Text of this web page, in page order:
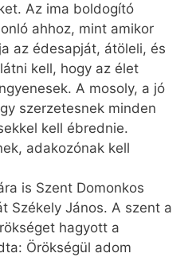
Az ima boldogító
ahhoz, mint amikor
az édesapját, átöleli, és
kell, hogy az élet
A mosoly, a jó
szerzetesnek minden
kell ébrednie.
adakozónak kell
is Szent Domonkos
Székely János. A szent a
hagyott a
Örökségül adom